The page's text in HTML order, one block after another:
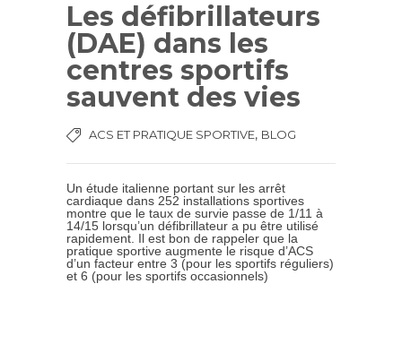
Les défibrillateurs
(DAE) dans les
centres sportifs
sauvent des vies
ACS ET PRATIQUE SPORTIVE, BLOG
Un étude italienne portant sur les arrêt
cardiaque dans 252 installations sportives
montre que le taux de survie passe de 1/11 à
14/15 lorsqu’un défibrillateur a pu être utilisé
rapidement. Il est bon de rappeler que la
pratique sportive augmente le risque d’ACS
d’un facteur entre 3 (pour les sportifs réguliers)
et 6 (pour les sportifs occasionnels)